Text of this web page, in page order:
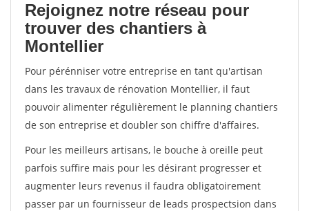
Rejoignez notre réseau pour
trouver des chantiers à
Montellier
Pour pérénniser votre entreprise en tant qu'artisan
dans les travaux de rénovation Montellier, il faut
pouvoir alimenter régulièrement le planning chantiers
de son entreprise et doubler son chiffre d'affaires.
Pour les meilleurs artisans, le bouche à oreille peut
parfois suffire mais pour les désirant progresser et
augmenter leurs revenus il faudra obligatoirement
passer par un fournisseur de leads prospectsion dans